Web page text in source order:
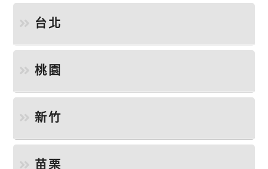
台北
桃園
新竹
苗栗